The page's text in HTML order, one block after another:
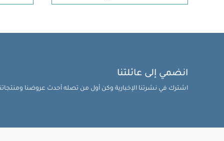
انضمي إلى عائلتنا
اشترك في نشرتنا الإخبارية وكن أول من تصله أحدث عروضنا